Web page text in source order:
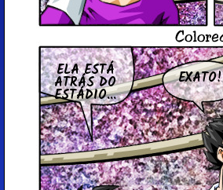
ELA ESTÁ
ATRÁS DO
ESTÁDIO...
EXATO!